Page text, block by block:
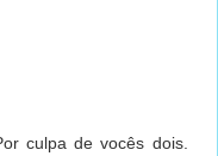
culpa de vocês dois.